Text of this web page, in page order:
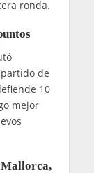
ronda.
de
10
mejor
Mallorca,